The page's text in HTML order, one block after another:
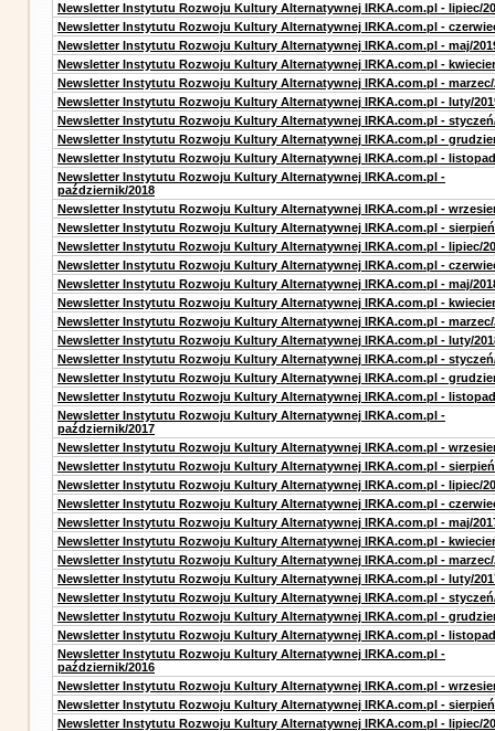
Newsletter Instytutu Rozwoju Kultury Alternatywnej IRKA.com.pl - lipiec/
Newsletter Instytutu Rozwoju Kultury Alternatywnej IRKA.com.pl -
Newsletter Instytutu Rozwoju Kultury Alternatywnej IRKA.com.pl - maj/
Newsletter Instytutu Rozwoju Kultury Alternatywnej IRKA.com.pl -
Newsletter Instytutu Rozwoju Kultury Alternatywnej IRKA.com.pl - marzec/
Newsletter Instytutu Rozwoju Kultury Alternatywnej IRKA.com.pl - luty/
Newsletter Instytutu Rozwoju Kultury Alternatywnej IRKA.com.pl -
Newsletter Instytutu Rozwoju Kultury Alternatywnej IRKA.com.pl -
Newsletter Instytutu Rozwoju Kultury Alternatywnej IRKA.com.pl -
Newsletter Instytutu Rozwoju Kultury Alternatywnej IRKA.com.pl -
październik/2018
Newsletter Instytutu Rozwoju Kultury Alternatywnej IRKA.com.pl -
Newsletter Instytutu Rozwoju Kultury Alternatywnej IRKA.com.pl -
Newsletter Instytutu Rozwoju Kultury Alternatywnej IRKA.com.pl - lipiec/
Newsletter Instytutu Rozwoju Kultury Alternatywnej IRKA.com.pl -
Newsletter Instytutu Rozwoju Kultury Alternatywnej IRKA.com.pl - maj/
Newsletter Instytutu Rozwoju Kultury Alternatywnej IRKA.com.pl -
Newsletter Instytutu Rozwoju Kultury Alternatywnej IRKA.com.pl - marzec/
Newsletter Instytutu Rozwoju Kultury Alternatywnej IRKA.com.pl - luty/
Newsletter Instytutu Rozwoju Kultury Alternatywnej IRKA.com.pl -
Newsletter Instytutu Rozwoju Kultury Alternatywnej IRKA.com.pl -
Newsletter Instytutu Rozwoju Kultury Alternatywnej IRKA.com.pl -
Newsletter Instytutu Rozwoju Kultury Alternatywnej IRKA.com.pl -
październik/2017
Newsletter Instytutu Rozwoju Kultury Alternatywnej IRKA.com.pl -
Newsletter Instytutu Rozwoju Kultury Alternatywnej IRKA.com.pl -
Newsletter Instytutu Rozwoju Kultury Alternatywnej IRKA.com.pl - lipiec/
Newsletter Instytutu Rozwoju Kultury Alternatywnej IRKA.com.pl -
Newsletter Instytutu Rozwoju Kultury Alternatywnej IRKA.com.pl - maj/
Newsletter Instytutu Rozwoju Kultury Alternatywnej IRKA.com.pl -
Newsletter Instytutu Rozwoju Kultury Alternatywnej IRKA.com.pl - marzec/
Newsletter Instytutu Rozwoju Kultury Alternatywnej IRKA.com.pl - luty/
Newsletter Instytutu Rozwoju Kultury Alternatywnej IRKA.com.pl -
Newsletter Instytutu Rozwoju Kultury Alternatywnej IRKA.com.pl -
Newsletter Instytutu Rozwoju Kultury Alternatywnej IRKA.com.pl -
Newsletter Instytutu Rozwoju Kultury Alternatywnej IRKA.com.pl -
październik/2016
Newsletter Instytutu Rozwoju Kultury Alternatywnej IRKA.com.pl -
Newsletter Instytutu Rozwoju Kultury Alternatywnej IRKA.com.pl -
Newsletter Instytutu Rozwoju Kultury Alternatywnej IRKA.com.pl - lipiec/